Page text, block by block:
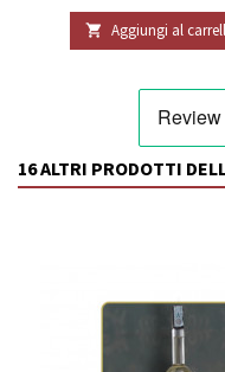
 Aggiungi al
16 ALTRI PRODOTTI